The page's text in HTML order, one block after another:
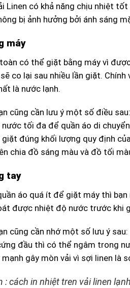
Linen có khả năng chịu nhiệt
bị ảnh hưởng bởi ánh sáng
máy
có thể giặt bằng máy vì
co lại sau nhiều lần giặt.
là nước lạnh.
cũng cần lưu ý một số điều
tối đa để quần áo di
đúng khối lượng quy định
chia đồ sáng màu và đồ tối
tay
áo quá ít để giặt máy thì
được nhiệt độ nước trước khi
cũng cần nhớ một số lưu ý
đầu thì có thể ngâm trong
gây mòn vải vì sợi linen là
: cách in nhiệt tren vải linen